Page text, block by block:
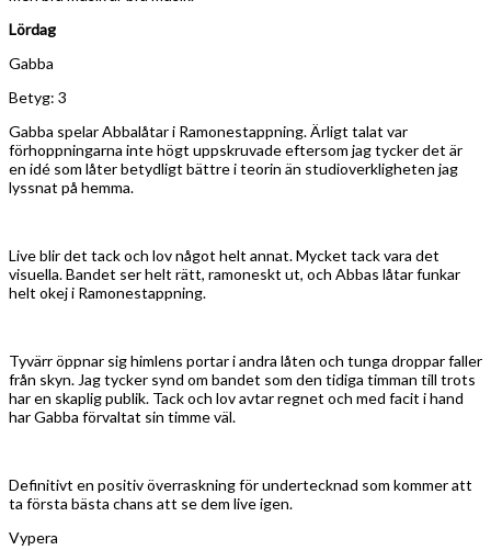
Lördag
Gabba
Betyg: 3
Gabba spelar Abbalåtar i Ramonestappning. Ärligt talat var
förhoppningarna inte högt uppskruvade eftersom jag tycker det är
en idé som låter betydligt bättre i teorin än studioverkligheten jag
lyssnat på hemma.
Live blir det tack och lov något helt annat. Mycket tack vara det
visuella. Bandet ser helt rätt, ramoneskt ut, och Abbas låtar funkar
helt okej i Ramonestappning.
Tyvärr öppnar sig himlens portar i andra låten och tunga droppar faller
från skyn. Jag tycker synd om bandet som den tidiga timman till trots
har en skaplig publik. Tack och lov avtar regnet och med facit i hand
har Gabba förvaltat sin timme väl.
Definitivt en positiv överraskning för undertecknad som kommer att
ta första bästa chans att se dem live igen.
Vypera